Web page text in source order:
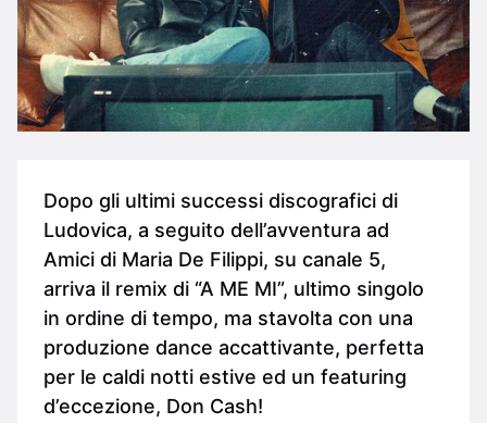
Dopo gli ultimi successi discografici di
Ludovica, a seguito dell’avventura ad
Amici di Maria De Filippi, su canale 5,
arriva il remix di “A ME MI”, ultimo singolo
in ordine di tempo, ma stavolta con una
produzione dance accattivante, perfetta
per le caldi notti estive ed un featuring
d’eccezione, Don Cash!